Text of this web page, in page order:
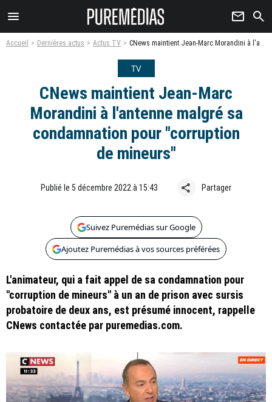
menu newsletter search
Accueil Dernières actus Actus TV CNews maintient Jean-Marc Morandini à l'antenne malgré sa condamnation pour "corruption de mineurs"
TV
CNews maintient Jean-Marc
Morandini à l'antenne malgré sa
condamnation pour "corruption
de mineurs"
Publié le 5 décembre 2022 à 15:43 share Partager
Suivez Puremédias sur Google
Ajoutez Puremédias à vos sources préférées
L'animateur, qui a fait appel de sa condamnation pour
"corruption de mineurs" à un an de prison avec sursis
probatoire de deux ans, est présumé innocent, rappelle
CNews contactée par puremedias.com.